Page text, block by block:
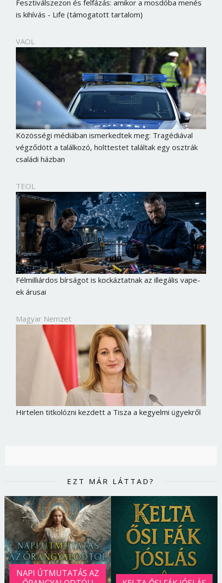
Fesztiválszezon és felfázás: amikor a mosdóba menés
is kihívás - Life (támogatott tartalom)
VAOL
Közösségi médiában ismerkedtek meg: Tragédiával
végződött a találkozó, holttestet találtak egy osztrák
családi házban
TEOL
Félmilliárdos bírságot is kockáztatnak az illegális vape-
ek árusai
Magyar Nemzet
Hirtelen titkolózni kezdett a Tisza a kegyelmi ügyekről
EZT MÁR LÁTTAD?
NAPI ÚTMUTATÁS AZ